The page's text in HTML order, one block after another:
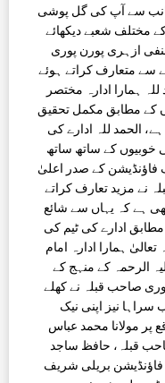
سے آپ کی گل پوشی
مختلف شعبے دیکھائے
ازہری پورن پوری
سے متعارف کراتے ہوئے
ہمارا ادارہ مختصر
جدید تقاضوں کے مطابق مکمل تحقیق
الحمد للہ ادارے کی
کے ساتھ ساتھ
فاؤنڈیشن کے صدر اعلیٰ
نے مزید تعارف کراتے
بھی ہے کہ یہاں سے شائع
مطابق ادارے کی ٹیم کی
ہمارا ادارہ امام
الرحمہ کے منہج کے
صاحب قبلہ نے کھلے
نیز اپنی نیک
پر مولانا محمد عباس
قبلہ، حافظ ساجد
بریلی شریف